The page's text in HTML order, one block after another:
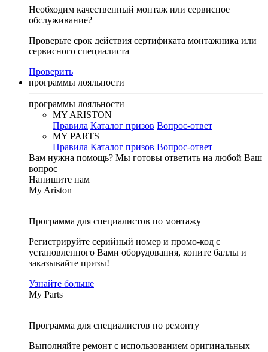
Необходим качественный монтаж или сервисное
обслуживание?
Проверьте срок действия сертификата монтажника или
сервисного специалиста
Проверить
программы лояльности
программы лояльности
MY ARISTON
Правила Каталог призов Вопрос-ответ
MY PARTS
Правила Каталог призов Вопрос-ответ
Вам нужна помощь? Мы готовы ответить на любой Ваш
вопрос
Напишите нам
My Ariston
Программа для специалистов по монтажу
Регистрируйте серийный номер и промо-код с
установленного Вами оборудования, копите баллы и
заказывайте призы!
Узнайте больше
My Parts
Программа для специалистов по ремонту
Выполняйте ремонт с использованием оригинальных